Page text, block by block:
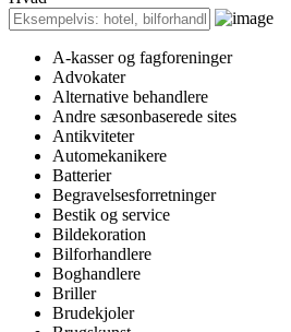
A-kasser og fagforeninger
Advokater
Alternative behandlere
Andre sæsonbaserede sites
Antikviteter
Automekanikere
Batterier
Begravelsesforretninger
Bestik og service
Bildekoration
Bilforhandlere
Boghandlere
Briller
Brudekjoler